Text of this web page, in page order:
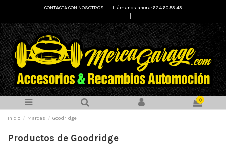
CONTACTA CON NOSOTROS
Llámanos ahora: 624 60 53 43
0
Inicio Marcas Goodridge
Productos de Goodridge